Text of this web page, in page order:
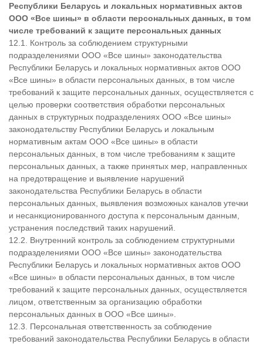
Республики Беларусь и локальных нормативных актов
ООО «Все шины» в области персональных данных, в том
числе требований к защите персональных данных
12.1. Контроль за соблюдением структурными
подразделениями ООО «Все шины» законодательства
Республики Беларусь и локальных нормативных актов ООО
«Все шины» в области персональных данных, в том числе
требований к защите персональных данных, осуществляется с
целью проверки соответствия обработки персональных
данных в структурных подразделениях ООО «Все шины»
законодательству Республики Беларусь и локальным
нормативным актам ООО «Все шины» в области
персональных данных, в том числе требованиям к защите
персональных данных, а также принятых мер, направленных
на предотвращение и выявление нарушений
законодательства Республики Беларусь в области
персональных данных, выявления возможных каналов утечки
и несанкционированного доступа к персональным данным,
устранения последствий таких нарушений.
12.2. Внутренний контроль за соблюдением структурными
подразделениями ООО «Все шины» законодательства
Республики Беларусь и локальных нормативных актов ООО
«Все шины» в области персональных данных, в том числе
требований к защите персональных данных, осуществляется
лицом, ответственным за организацию обработки
персональных данных в ООО «Все шины».
12.3. Персональная ответственность за соблюдение
требований законодательства Республики Беларусь в области